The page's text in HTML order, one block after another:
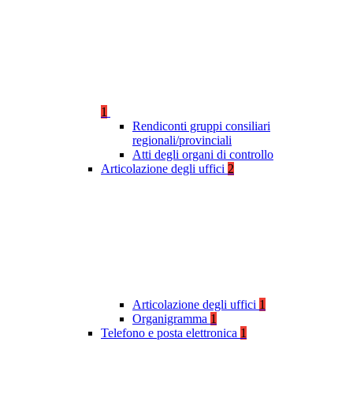
1
Rendiconti gruppi consiliari
regionali/provinciali
Atti degli organi di controllo
Articolazione degli uffici 2
Articolazione degli uffici 1
Organigramma 1
Telefono e posta elettronica 1